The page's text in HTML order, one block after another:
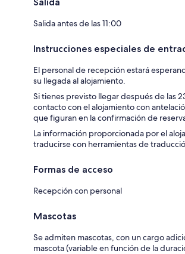
Salida antes de las 11:00
Instrucciones especiales de
El personal de recepción estará
su llegada al alojamiento.
Si tienes previsto llegar después de las
contacto con el alojamiento con
que figuran en la confirmación de
La información proporcionada por el
traducirse con herramientas de
Formas de acceso
Recepción con personal
Mascotas
Se admiten mascotas, con un cargo
mascota (variable en función de la